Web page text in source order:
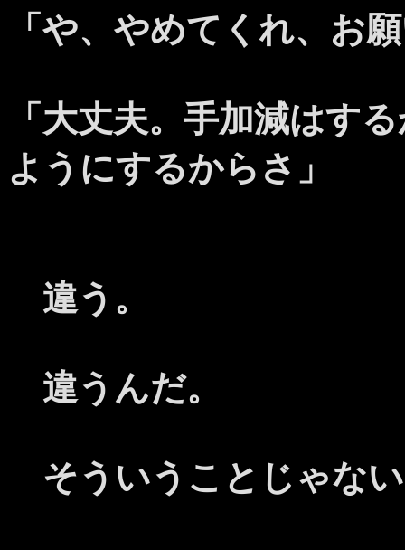
「や、やめてくれ、お
「大丈夫。手加減はす
ようにするからさ」
違う。
違うんだ。
そういうことじゃな